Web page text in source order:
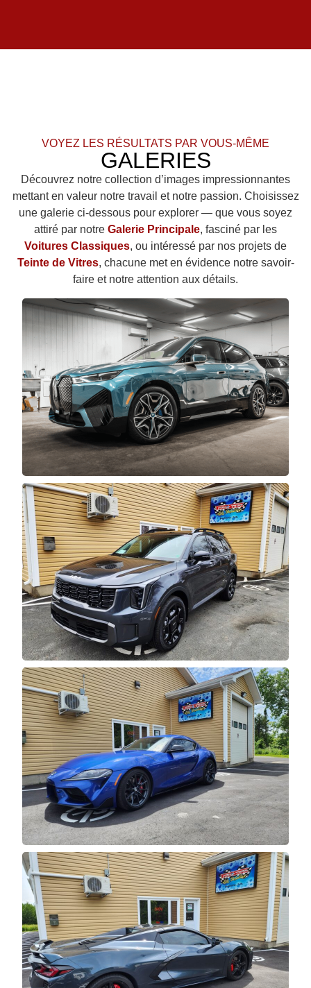
VOYEZ LES RÉSULTATS PAR VOUS-MÊME
GALERIES
Découvrez notre collection d’images impressionnantes
mettant en valeur notre travail et notre passion. Choisissez
une galerie ci-dessous pour explorer — que vous soyez
attiré par notre Galerie Principale, fasciné par les
Voitures Classiques, ou intéressé par nos projets de
Teinte de Vitres, chacune met en évidence notre savoir-
faire et notre attention aux détails.